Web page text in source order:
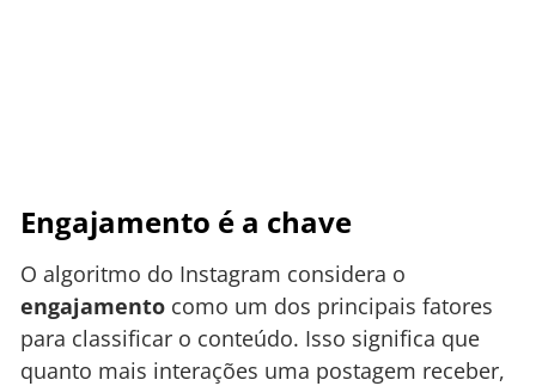
Engajamento é a chave
O algoritmo do Instagram considera o
engajamento como um dos principais fatores
para classificar o conteúdo. Isso significa que
quanto mais interações uma postagem receber,